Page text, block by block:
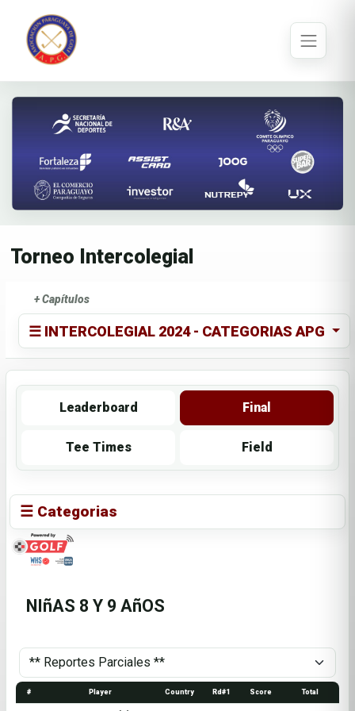
Torneo Intercolegial
+ Capítulos
☰ INTERCOLEGIAL 2024 - CATEGORIAS APG
Leaderboard Final
Tee Times Field
☰ Categorias
NIñAS 8 Y 9 AñOS
# Player Country Rd#1 Score Total